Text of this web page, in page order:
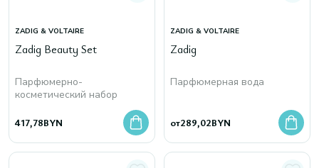
ZADIG & VOLTAIRE
Zadig Beauty Set
Парфюмерно-
косметический набор
417,78BYN
ZADIG & VOLTAIRE
Zadig
Парфюмерная вода
от289,02BYN